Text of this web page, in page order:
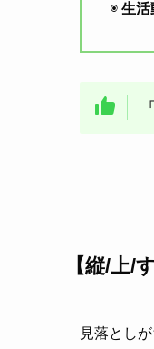
◉ 生活
【縦/上/
見落とし